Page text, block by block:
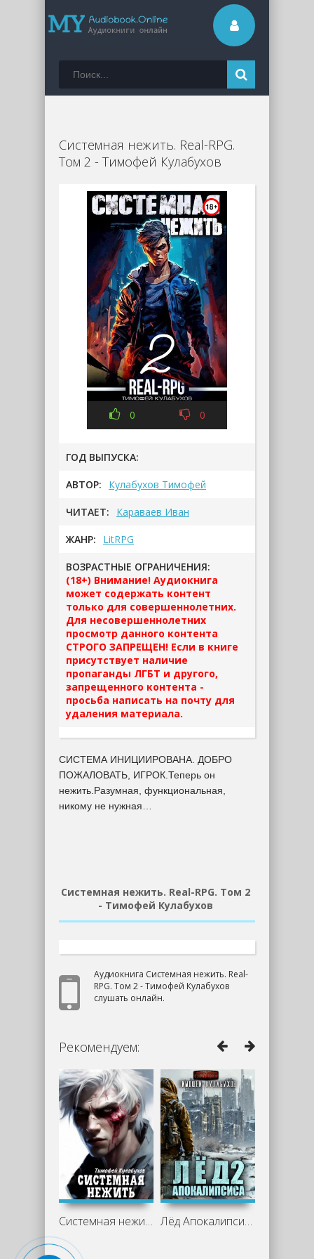
Системная нежить. Real-RPG.
Том 2 - Тимофей Кулабухов
0 0
ГОД ВЫПУСКА:
АВТОР: Кулабухов Тимофей
ЧИТАЕТ: Караваев Иван
ЖАНР: LitRPG
ВОЗРАСТНЫЕ ОГРАНИЧЕНИЯ:
(18+) Внимание! Аудиокнига
может содержать контент
только для совершеннолетних.
Для несовершеннолетних
просмотр данного контента
СТРОГО ЗАПРЕЩЕН! Если в книге
присутствует наличие
пропаганды ЛГБТ и другого,
запрещенного контента -
просьба написать на почту для
удаления материала.
СИСТЕМА ИНИЦИИРОВАНА. ДОБРО
ПОЖАЛОВАТЬ, ИГРОК.Теперь он
нежить.Разумная, функциональная,
никому не нужная…
Системная нежить. Real-RPG. Том 2
- Тимофей Кулабухов
Аудиокнига Системная нежить. Real-
RPG. Том 2 - Тимофей Кулабухов
слушать онлайн.
Рекомендуем:
Системная нежить. Real-RPG. Том 1 - Лёд Апокалипсиса 2 - Тимофей Кулабухов